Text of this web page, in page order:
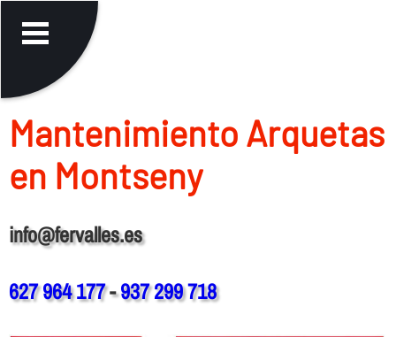
Mantenimiento Arquetas
en Montseny
info@fervalles.es
627 964 177-937 299 718